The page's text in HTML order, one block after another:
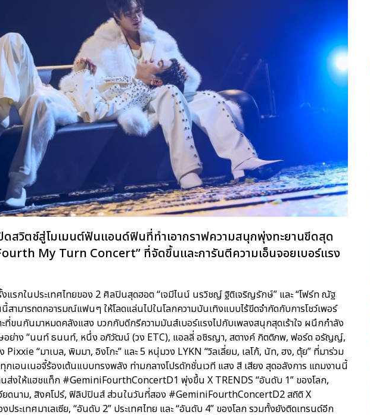
ดสวิตช์สู่โมเมนต์ฟันแอนด์ฟินที่ทำเอากราฟความสนุกพุ่งทะยานขีดสุด
My Turn Concert” ที่จัดขึ้นและการันตีความเอ็นจอยเบอร์แรง
แรกในประเทศไทยของ 2 ศิลปินสุดฮอต “เจมีไนน์ นรวิชญ์ ฐิติเจริญรักษ์” และ “โฟร์ท ณัฐ
สามารถตกอารมณ์แฟนๆ ให้โลดแล่นไปในโลกความบันเทิงแบบไร้ขีดจำกัดกับการโชว์เพอร์
ะที่ขนกันมาหมดคลังแสง บวกกับดีกรีความมันส์เบอร์แรงไปกับเพลงสนุกสุดเร้าใจ ผนึกกำลัง
ย่าง “นนท์ ธนนท์, หนึ่ง อภิวัฒน์ (วง ETC), แอลลี่ อชิรญา, สตางค์ กิตติภพ, ฟอร์ด อรัญญ์,
Pixxie “มาเบล, พิมมา, อิงโกะ” และ 5 หนุ่มวง LYKN “วิลเลี่ยม, เลโก้, นัท, ฮง, ตุ้ย” ที่มาร่วม
กเอนเนอจี้ร้องเต้นแบบทรงพลัง ท่ามกลางโปรดักชั่นเวที แสง สี เสียง สุดอลังการ แถมงานนี้
ส่งให้แฮชแท็ก #GeminiFourthConcertD1 พุ่งขึ้น X TRENDS “อันดับ 1” ของโลก,
เวียดนาม, สิงคโปร์, ฟิลิปปินส์ ส่วนในวันที่สอง #GeminiFourthConcertD2 สถิติ X
ประเทศมาเลเซีย, “อันดับ 2” ประเทศไทย และ “อันดับ 4” ของโลก รวมทั้งยังติดเทรนด์อีก